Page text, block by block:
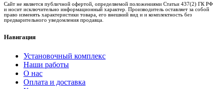
Сайт не является публичной офертой, определяемой положениями Статьи 437(2) ГК РФ
и носит исключительно информационный характер. Производитель оставляет за собой
право изменять характеристики товара, его внешний вид и и комплектность без
предварительного уведомления продавца.
Навигация
Установочный комплекс
Наши работы
О нас
Оплата и доставка